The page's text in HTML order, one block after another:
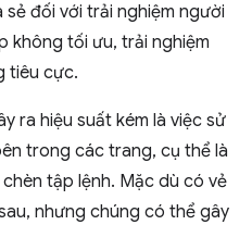
sẻ đối với trải nghiệm người
không tối ưu, trải nghiệm
tiêu cực.
ra hiệu suất kém là việc sử
trong các trang, cụ thể là
tập lệnh. Mặc dù có vẻ
nhưng chúng có thể gây